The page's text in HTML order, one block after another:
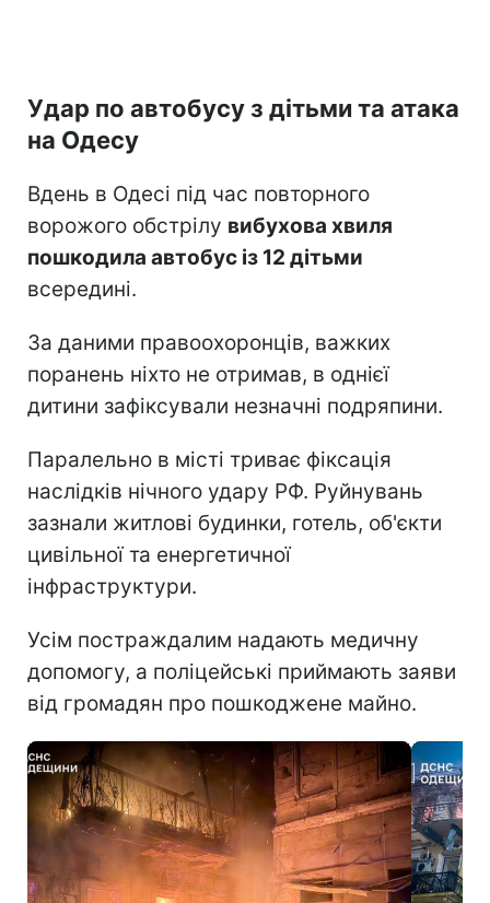
Удар по автобусу з дітьми та атака
на Одесу
Вдень в Одесі під час повторного
ворожого обстрілу вибухова хвиля
пошкодила автобус із 12 дітьми
всередині.
За даними правоохоронців, важких
поранень ніхто не отримав, в однієї
дитини зафіксували незначні подряпини.
Паралельно в місті триває фіксація
наслідків нічного удару РФ. Руйнувань
зазнали житлові будинки, готель, об'єкти
цивільної та енергетичної
інфраструктури.
Усім постраждалим надають медичну
допомогу, а поліцейські приймають заяви
від громадян про пошкоджене майно.